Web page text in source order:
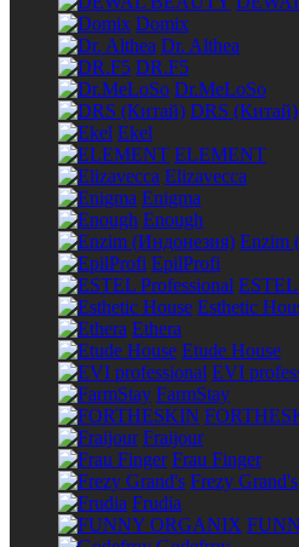
Domix
Dr. Althea
DR.F5
Dr.MeLoSo
DRS (Китай)
Ekel
ELEMENT
Elizavecca
Enigma
Enough
Enzim
EpilProfi
ESTEL
Esthetic
Ethera
Etude House
EVI
FarmStay
Fraijour
Frau Finger
Frezy Grand's
Frudia